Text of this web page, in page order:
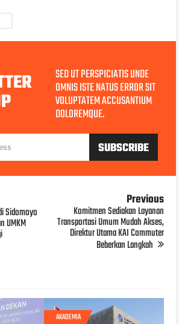
SED UT PERSPICIATIS UNDE
OMNIS ISTE NATUS ERROR SIT
VOLUPTATEM ACCUSANTIUM
DOLOREMQUE.
Sidomoyo
UMKM
Previous
Komitmen Sediakan Layanan
Transportasi Umum Mudah Akses,
Direktur Utama KAI Commuter
Beberkan Langkah
AKADEMIA